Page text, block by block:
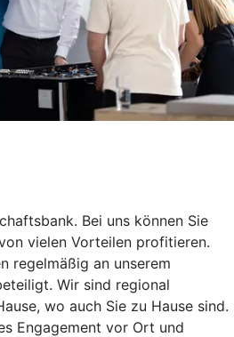
Bei uns können Sie
vielen Vorteilen profitieren.
regelmäßig an unserem
Wir sind regional
wo auch Sie zu Hause sind.
Engagement vor Ort und